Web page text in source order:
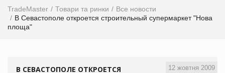
TradeMaster Товари та ринки
Все новости
В Севастополе откроется строительный супермаркет "Нова
площа"
12 жовтня 2009
В СЕВАСТОПОЛЕ ОТКРОЕТСЯ